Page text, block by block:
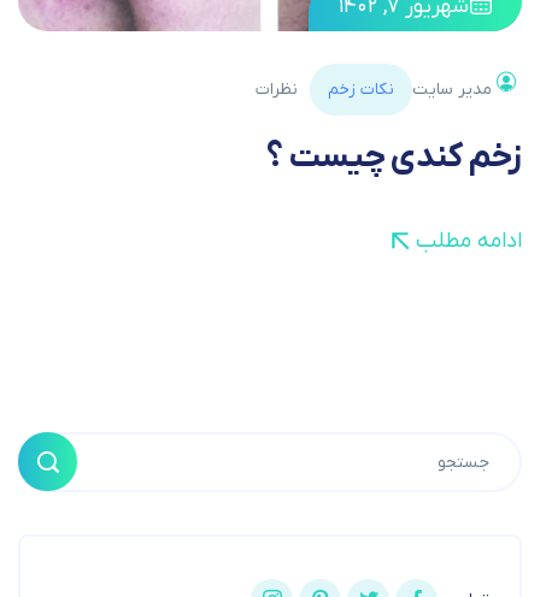
شهریور ۷, ۱۴۰۲
مدیر سایت نکات زخم نظرات
زخم کندی چیست ؟
ادامه مطلب